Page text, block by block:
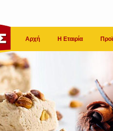
Αρχή Η Εταιρία